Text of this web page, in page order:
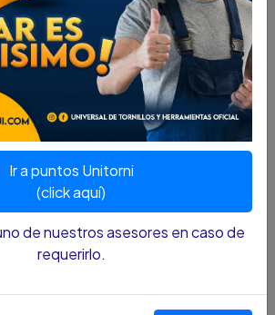
STANLEY 36" STHT42075-LA
ofrece funciones mejoradas
25% MÁS GRANDES, más visibles,
así como más FUERTES ofreciendo
y exactitud.
con vigas en forma de I y el
en aluminio garantiza la
Apertura Superior (Top Read) de
la lectura desde la parte superior y
más fácil de encontrar en el sitio de
Ir a puntos Unitorni
(click aquí)
de nuestros asesores en caso de
requerirlo.